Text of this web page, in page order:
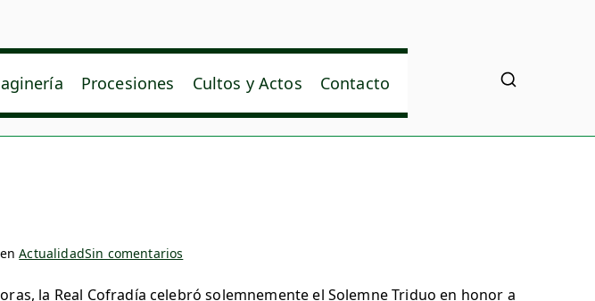
Procesiones Cultos y Actos Contacto
enActualidadSin comentarios
la Real Cofradía celebró solemnemente el Solemne Triduo en honor a